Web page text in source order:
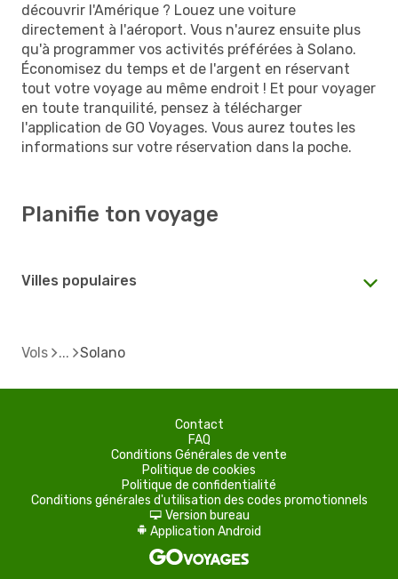
découvrir l'Amérique ? Louez une voiture
directement à l'aéroport. Vous n'aurez ensuite plus
qu'à programmer vos activités préférées à Solano.
Économisez du temps et de l'argent en réservant
tout votre voyage au même endroit ! Et pour voyager
en toute tranquilité, pensez à télécharger
l'application de GO Voyages. Vous aurez toutes les
informations sur votre réservation dans la poche.
Planifie ton voyage
Villes populaires
Vols Solano
Contact
FAQ
Conditions Générales de vente
Politique de cookies
Politique de confidentialité
Conditions générales d'utilisation des codes promotionnels
d Version bureau
A Application Android